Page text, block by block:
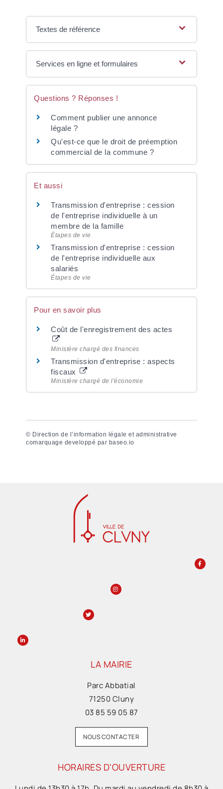
Textes de référence
Services en ligne et formulaires
Questions ? Réponses !
Comment publier une annonce
légale ?
Qu'est-ce que le droit de préemption
commercial de la commune ?
Et aussi
Transmission d'entreprise : cession
de l'entreprise individuelle à un
membre de la famille
Étapes de vie
Transmission d'entreprise : cession
de l'entreprise individuelle aux
salariés
Étapes de vie
Pour en savoir plus
Coût de l'enregistrement des actes
Ministère chargé des finances
Transmission d'entreprise : aspects
fiscaux
Ministère chargé de l'économie
© Direction de l’information légale et administrative
comarquage developpé par baseo.io
LA MAIRIE
Parc Abbatial
71250 Cluny
03 85 59 05 87
NOUS CONTACTER
HORAIRES D'OUVERTURE